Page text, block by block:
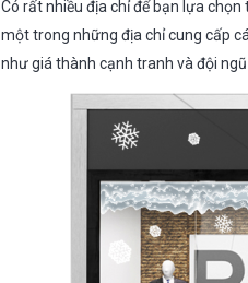
Có rất nhiều địa chỉ để bạn lựa chọn
một trong những địa chỉ cung cấp
như giá thành cạnh tranh và đội